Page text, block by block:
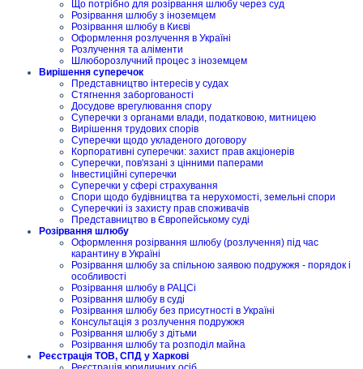
Що потрібно для розірвання шлюбу через суд
Розірвання шлюбу з іноземцем
Розірвання шлюбу в Києві
Оформлення розлучення в Україні
Розлучення та аліменти
Шлюборозлучний процес з іноземцем
Вирішення суперечок
Представництво інтересів у судах
Стягнення заборгованості
Досудове врегулювання спору
Суперечки з органами влади, податковою, митницею
Вирішення трудових спорів
Суперечки щодо укладеного договору
Корпоративні суперечки: захист прав акціонерів
Суперечки, пов'язані з цінними паперами
Інвестиційні суперечки
Суперечки у сфері страхування
Спори щодо будівництва та нерухомості, земельні спори
Суперечкиі із захисту прав споживачів
Представництво в Європейському суді
Розірвання шлюбу
Оформлення розірвання шлюбу (розлучення) під час
карантину в Україні
Розірвання шлюбу за спільною заявою подружжя - порядок і
особливості
Розірвання шлюбу в РАЦСі
Розірвання шлюбу в суді
Розірвання шлюбу без присутності в Україні
Консультація з розлучення подружжя
Розірвання шлюбу з дітьми
Розірвання шлюбу та розподіл майна
Реєстрація ТОВ, СПД у Харкові